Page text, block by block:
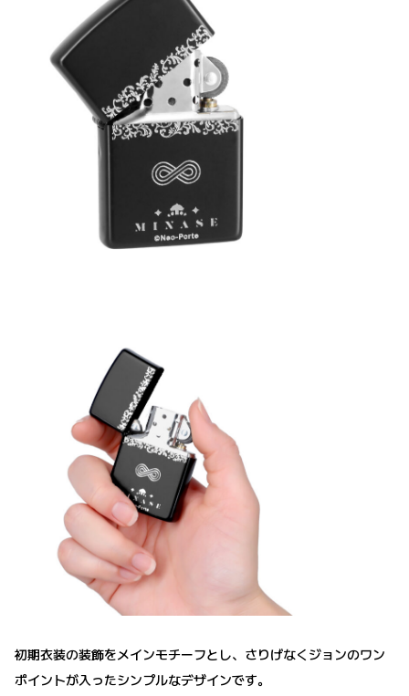
初期衣装の装飾をメインモチーフとし、さりげなくジョンのワン
ポイントが入ったシンプルなデザインです。